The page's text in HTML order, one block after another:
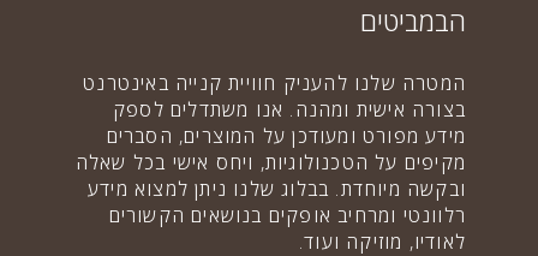
הבמביטים
המטרה שלנו להעניק חוויית קנייה באינטרנט
בצורה אישית ומהנה. אנו משתדלים לספק
מידע מפורט ומעודכן על המוצרים, הסברים
מקיפים על הטכנולוגיות, ויחס אישי בכל שאלה
ובקשה מיוחדת. בבלוג שלנו ניתן למצוא מידע
רלוונטי ומרחיב אופקים בנושאים הקשורים
לאודיו, מוזיקה ועוד.